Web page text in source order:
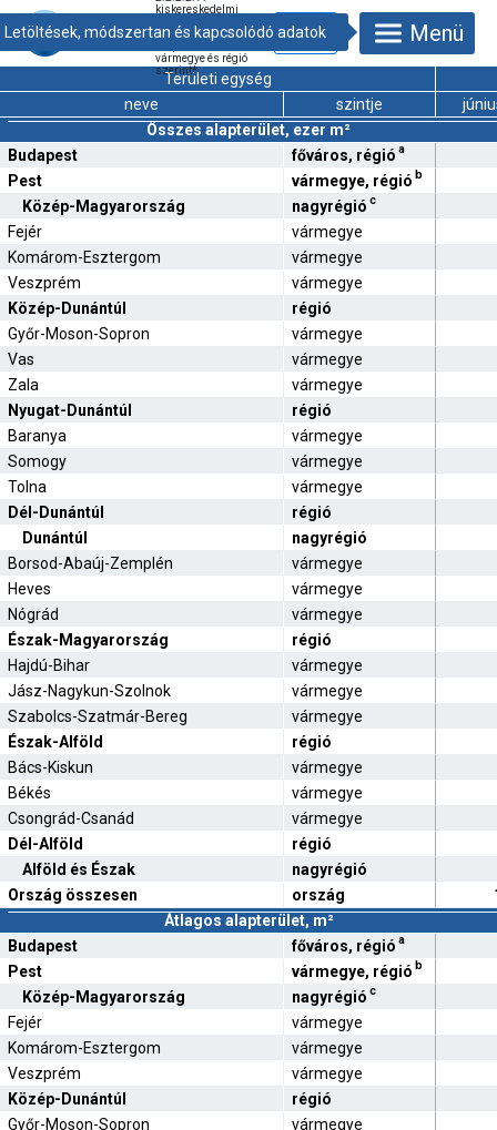
kiskereskedelmi
átlagos
vármegye és régió
szerint*
Menü
Területi egység
neve
szintje
Összes alapterület, ezer m²
Budapest
főváros, régió a
Pest vármegye, régió b
Közép-Magyarország nagyrégió c
Fejér
vármegye
Komárom-Esztergom
vármegye
Veszprém
vármegye
Közép-Dunántúl
régió
Győr-Moson-Sopron
vármegye
Vas
vármegye
Zala
vármegye
Nyugat-Dunántúl
régió
Baranya
vármegye
Somogy
vármegye
Tolna
vármegye
Dél-Dunántúl
régió
Dunántúl
nagyrégió
Borsod-Abaúj-Zemplén
vármegye
Heves
vármegye
Nógrád
vármegye
Észak-Magyarország
régió
Hajdú-Bihar
vármegye
Jász-Nagykun-Szolnok
vármegye
Szabolcs-Szatmár-Bereg
vármegye
Észak-Alföld
régió
Bács-Kiskun
vármegye
Békés
vármegye
Csongrád-Csanád
vármegye
Dél-Alföld
régió
Alföld és Észak
nagyrégió
Ország összesen
ország
Átlagos alapterület, m²
Budapest
főváros, régió a
Pest vármegye, régió b
Közép-Magyarország nagyrégió c
Fejér
vármegye
Komárom-Esztergom
vármegye
Veszprém
vármegye
Közép-Dunántúl
régió
Győr-Moson-Sopron
vármegye